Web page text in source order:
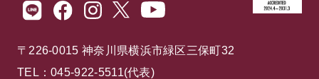
〒226-0015 神奈川県横浜市緑区三保町32
TEL：045-922-5511(代表)